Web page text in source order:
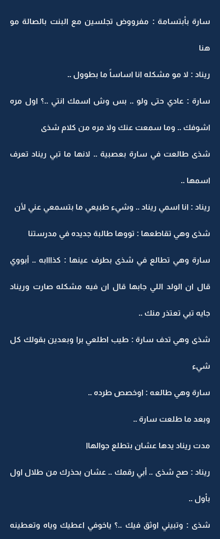
سارة بأبتسامة : مفرووض تجلسين مع البنت بالصالة مو
هنا
ريناد : لا مو مشكله انا اساساً ما بطوول ..
سارة : عادي حتى ولو .. بس وش اسمك انتي ..؟ اول مره
اشوفك .. وما سمعت عنك ولا مره من كلام شذى
شذى طالعت في سارة بعصبية .. لانها ما تبي ريناد تعرف
اسمها ..
ريناد : انا اسمي ريناد .. وشيء طبيعي ما بتسمعي عني لأن
شذى وهي تقاطعها : تووها طالبة جديده في مدرستنا
سارة وهي تطالع في شذى بطرف عينها : كذااابه .. أبووي
قال ان الولد اللي جابها قال ان فيه مشكله صارت وريناد
جايه تبي تعتذر منك ..
شذى وهي تدف سارة : طيب اطلعي برا وبعدين بقولك كل
شيء
سارة وهي طالعه : اوخصص طرده ..
وبعد ما طلعت سارة ..
مدت ريناد يدها عشان بتطلع جوالهاا
ريناد : صح شذى .. أبي رقمك .. عشان بحذرك من طلال اول
بأول ..
شذى : وتبيني اوثق فيك ..؟ ياخوفي اعطيك وياه وتعطينه